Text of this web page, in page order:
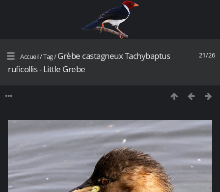
21/26
Accueil/Tag/Grèbe castagneux Tachybaptus
ruficollis - Little Grebe